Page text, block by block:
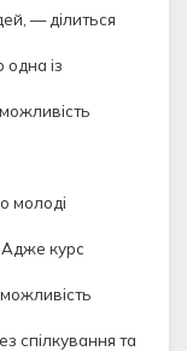
— ділиться
із
молоді
курс
спілкування та